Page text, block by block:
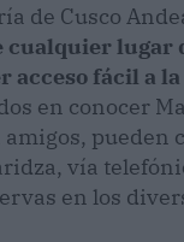
de Cusco
cualquier lugar
acceso fácil a
en conocer
pueden
vía
en los